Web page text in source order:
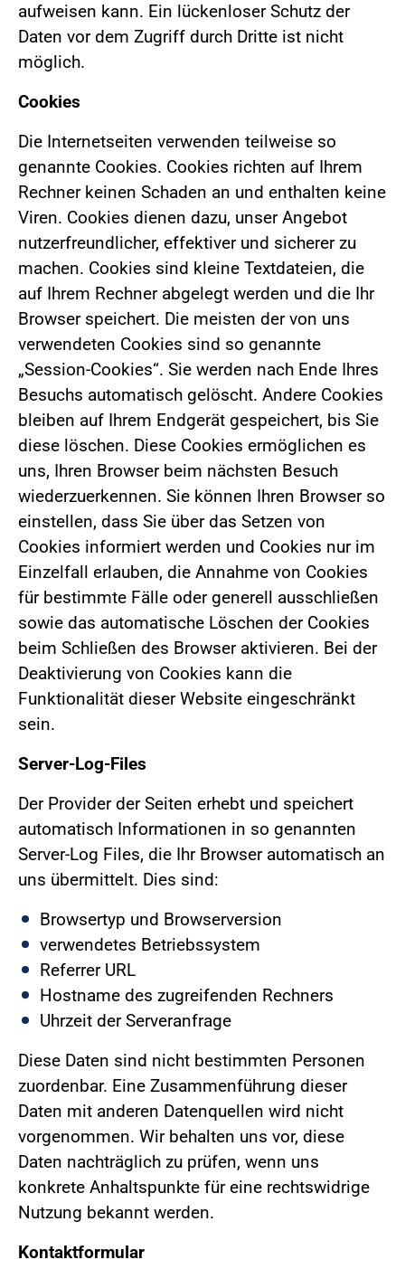
aufweisen kann. Ein lückenloser Schutz der
Daten vor dem Zugriff durch Dritte ist nicht
möglich.
Cookies
Die Internetseiten verwenden teilweise so
genannte Cookies. Cookies richten auf Ihrem
Rechner keinen Schaden an und enthalten keine
Viren. Cookies dienen dazu, unser Angebot
nutzerfreundlicher, effektiver und sicherer zu
machen. Cookies sind kleine Textdateien, die
auf Ihrem Rechner abgelegt werden und die Ihr
Browser speichert. Die meisten der von uns
verwendeten Cookies sind so genannte
„Session-Cookies“. Sie werden nach Ende Ihres
Besuchs automatisch gelöscht. Andere Cookies
bleiben auf Ihrem Endgerät gespeichert, bis Sie
diese löschen. Diese Cookies ermöglichen es
uns, Ihren Browser beim nächsten Besuch
wiederzuerkennen. Sie können Ihren Browser so
einstellen, dass Sie über das Setzen von
Cookies informiert werden und Cookies nur im
Einzelfall erlauben, die Annahme von Cookies
für bestimmte Fälle oder generell ausschließen
sowie das automatische Löschen der Cookies
beim Schließen des Browser aktivieren. Bei der
Deaktivierung von Cookies kann die
Funktionalität dieser Website eingeschränkt
sein.
Server-Log-Files
Der Provider der Seiten erhebt und speichert
automatisch Informationen in so genannten
Server-Log Files, die Ihr Browser automatisch an
uns übermittelt. Dies sind:
Browsertyp und Browserversion
verwendetes Betriebssystem
Referrer URL
Hostname des zugreifenden Rechners
Uhrzeit der Serveranfrage
Diese Daten sind nicht bestimmten Personen
zuordenbar. Eine Zusammenführung dieser
Daten mit anderen Datenquellen wird nicht
vorgenommen. Wir behalten uns vor, diese
Daten nachträglich zu prüfen, wenn uns
konkrete Anhaltspunkte für eine rechtswidrige
Nutzung bekannt werden.
Kontaktformular